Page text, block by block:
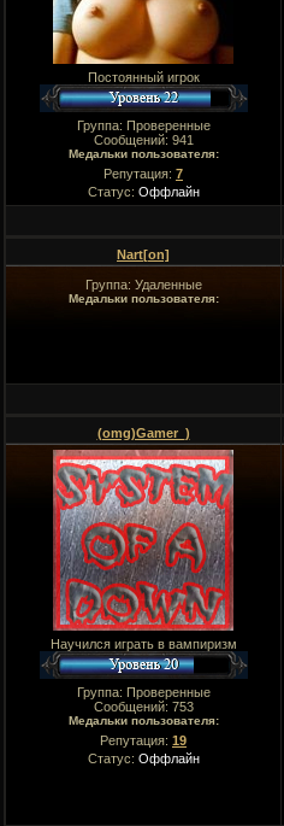
Постоянный игрок
Группа: Проверенные
Сообщений: 941
Медальки пользователя:
Репутация: 7
Статус: Оффлайн
Nart[on]
Группа: Удаленные
Медальки пользователя:
(omg)Gamer_)
Научился играть в вампиризм
Группа: Проверенные
Сообщений: 753
Медальки пользователя:
Репутация: 19
Статус: Оффлайн